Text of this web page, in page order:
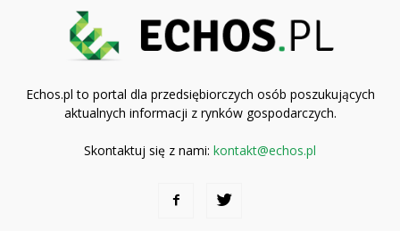
Echos.pl to portal dla przedsiębiorczych osób poszukujących
aktualnych informacji z rynków gospodarczych.
Skontaktuj się z nami: kontakt@echos.pl